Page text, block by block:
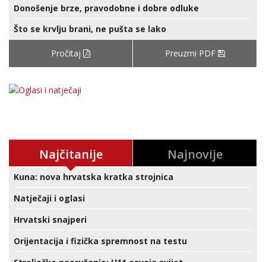
Donošenje brze, pravodobne i dobre odluke
Što se krvlju brani, ne pušta se lako
Pročitaj Preuzmi PDF
Najčitanije Najnovije
Kuna: nova hrvatska kratka strojnica
Natječaji i oglasi
Hrvatski snajperi
Orijentacija i fizička spremnost na testu